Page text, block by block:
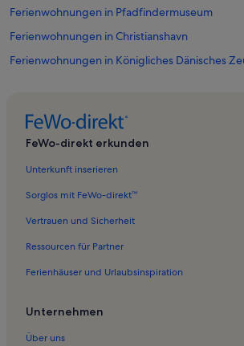
Ferienwohnungen in Pfadfindermuseum
Ferienwohnungen in Christianshavn
Ferienwohnungen in Königliches Dänisches
Ferienwohnungen in Guinness World Records
Ferienwohnungen in Dansk Arkitektur Center
Ferienwohnungen in Funebariet
Ferienwohnungen in Schloss Charlottenborg
FeWo-direkt erkunden
Unterkunft inserieren
Sorglos mit FeWo-direkt™
Vertrauen und Sicherheit
Ressourcen für Partner
Ferienhäuser und Urlaubsinspiration
Unternehmen
Über uns